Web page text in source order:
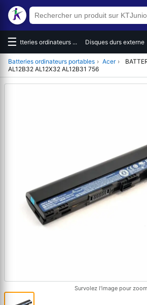
☰Batteries ordinateurs ... Disques durs externe
Batteries ordinateurs portables › Acer ›
AL12B32 AL12X32 AL12B31 756
Survolez l'image pour